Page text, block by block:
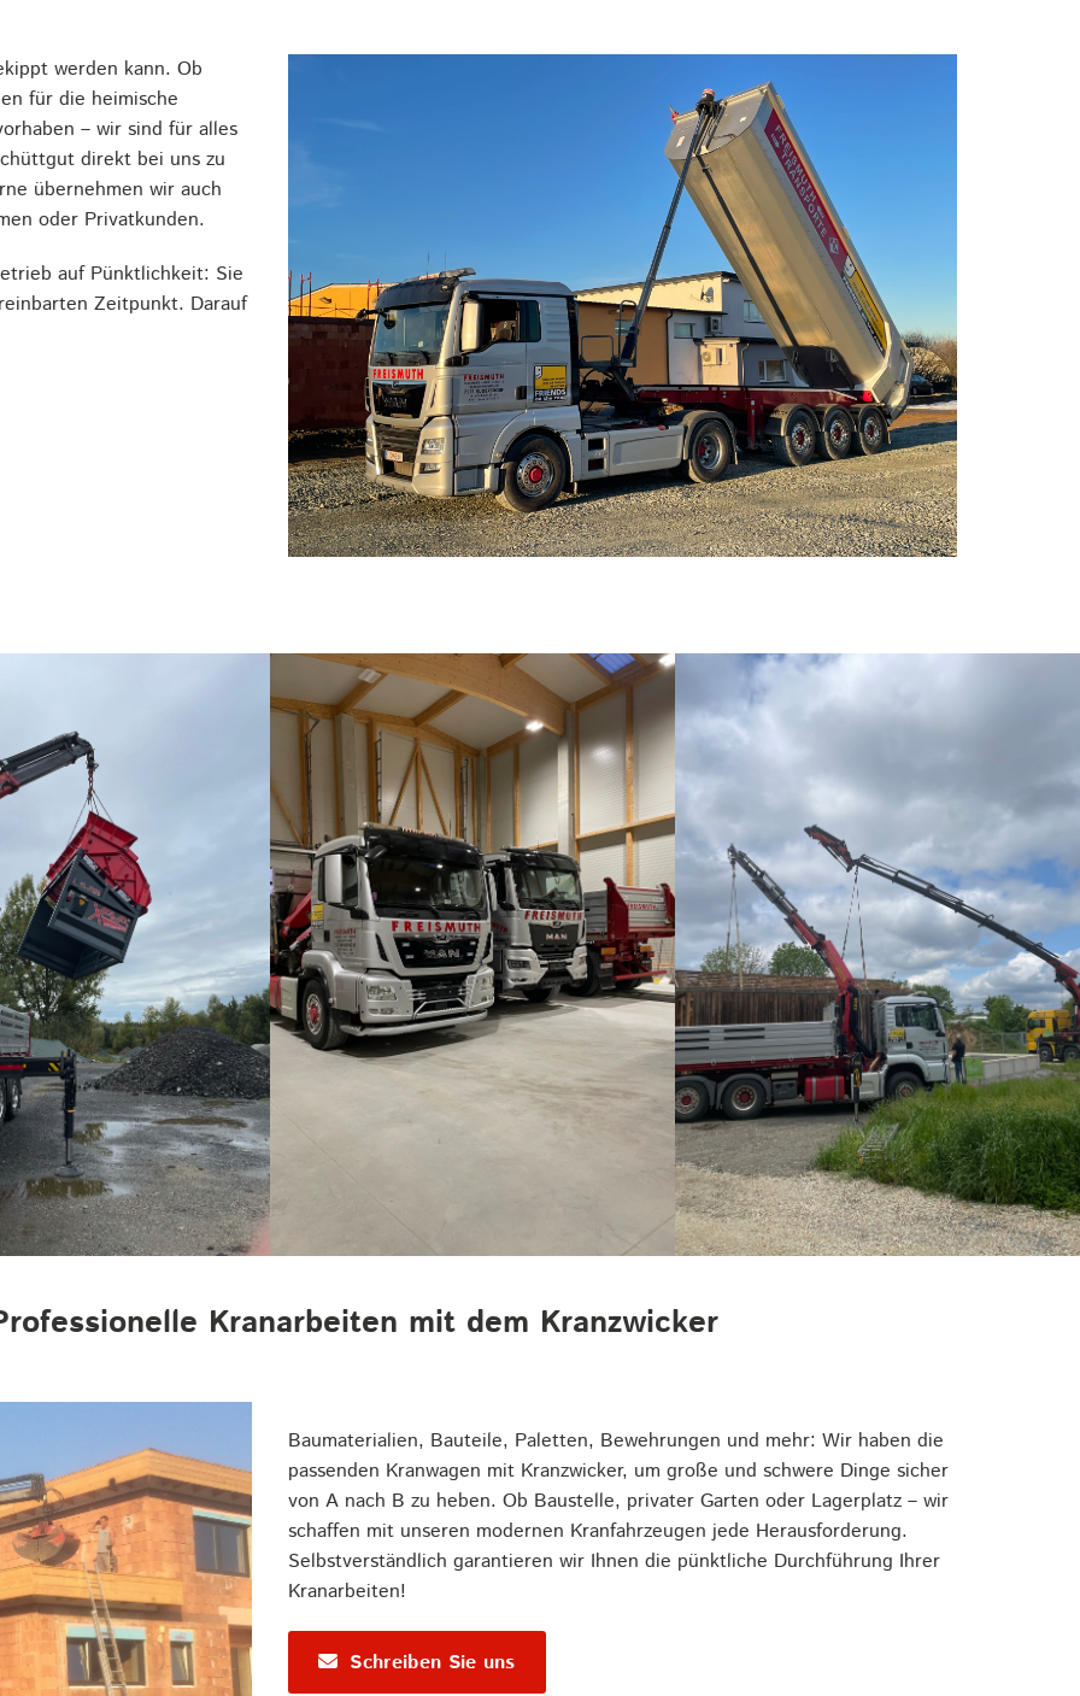
werden kann. Ob
für die heimische
– wir sind für alles
direkt bei uns zu
übernehmen wir auch
oder Privatkunden.
auf Pünktlichkeit: Sie
Zeitpunkt. Darauf
Kranarbeiten mit dem Kranzwicker
Baumaterialien, Bauteile, Paletten, Bewehrungen und mehr: Wir haben die
passenden Kranwagen mit Kranzwicker, um große und schwere Dinge sicher
von A nach B zu heben. Ob Baustelle, privater Garten oder Lagerplatz – wir
schaffen mit unseren modernen Kranfahrzeugen jede Herausforderung.
Selbstverständlich garantieren wir Ihnen die pünktliche Durchführung Ihrer
Kranarbeiten!
Schreiben Sie uns